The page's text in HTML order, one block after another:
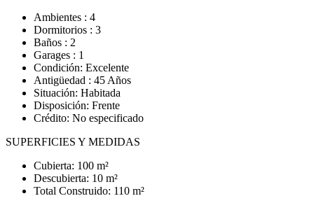
Ambientes : 4
Dormitorios : 3
Baños : 2
Garages : 1
Condición: Excelente
Antigüedad : 45 Años
Situación: Habitada
Disposición: Frente
Crédito: No especificado
SUPERFICIES Y MEDIDAS
Cubierta: 100 m²
Descubierta: 10 m²
Total Construido: 110 m²